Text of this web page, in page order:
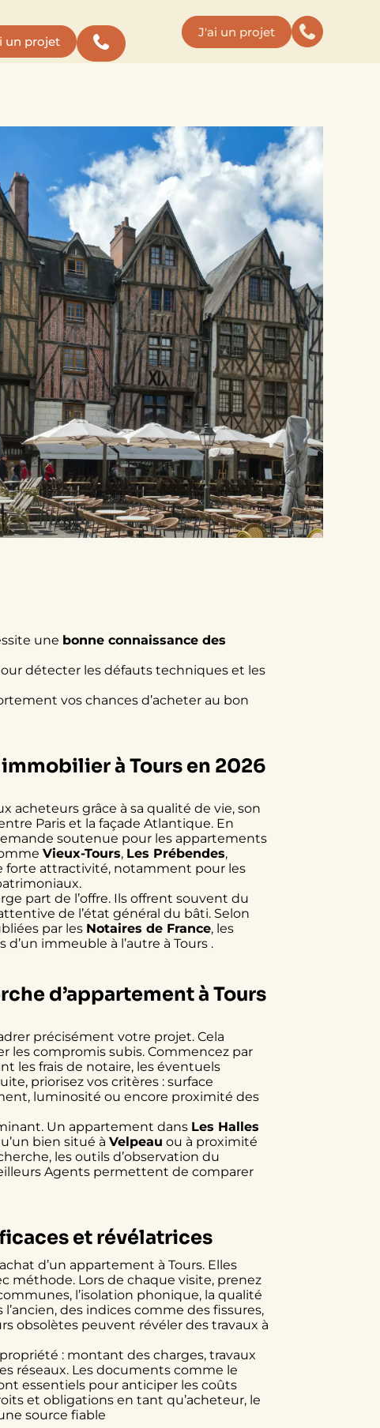
un projet
J'ai un projet
une bonne connaissance des
détecter les défauts techniques et les
vos chances d’acheter au bon
à Tours en 2026
acheteurs grâce à sa qualité de vie, son
Paris et la façade Atlantique. En
soutenue pour les appartements
Vieux-Tours, Les Prébendes,
forte attractivité, notamment pour les
part de l’offre. Ils offrent souvent du
de l’état général du bâti. Selon
par les Notaires de France, les
immeuble à l’autre à Tours .
d’appartement à Tours
précisément votre projet. Cela
les compromis subis. Commencez par
les frais de notaire, les éventuels
priorisez vos critères : surface
luminosité ou encore proximité des
Un appartement dans Les Halles
bien situé àVelpeau ou à proximité
les outils d’observation du
Agents permettent de comparer
et révélatrices
d’un appartement à Tours. Elles
méthode. Lors de chaque visite, prenez
l’isolation phonique, la qualité
des indices comme des fissures,
obsolètes peuvent révéler des travaux à
: montant des charges, travaux
réseaux. Les documents comme le
essentiels pour anticiper les coûts
et obligations en tant qu’acheteur, le
source fiable